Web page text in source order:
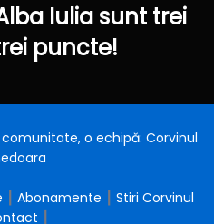
Iulia sunt trei
puncte!
comunitate, o echipă: Corvinul
Abonamente
Stiri Corvinul